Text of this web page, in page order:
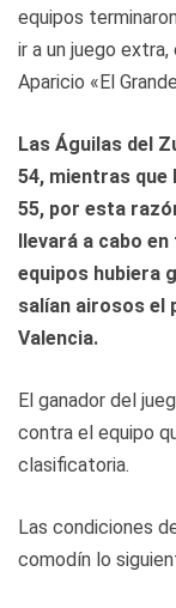
equipos
ir a un juego
Aparicio «El
Las Águilas del
54, mientras que
55, por esta
llevará a cabo
equipos hubiera
salían airosos el
Valencia.
El ganador del
contra el equipo
clasificatoria.
Las condiciones
comodín lo